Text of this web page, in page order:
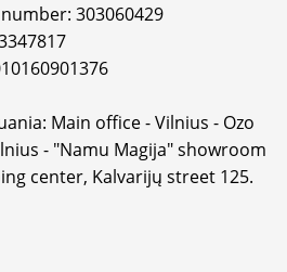
303060429
Main office - Vilnius - Ozo
- "Namu Magija" showroom
center, Kalvarijų street 125.